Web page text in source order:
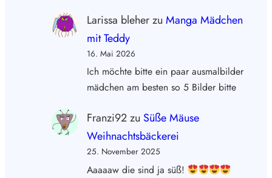
Larissa bleherzu Manga Mädchen
mit Teddy
16. Mai 2026
Ich möchte bitte ein paar ausmalbilder
mädchen am besten so 5 Bilder bitte
Franzi92zu Süße Mäuse
Weihnachtsbäckerei
25. November 2025
Aaaaaw die sind ja süß!